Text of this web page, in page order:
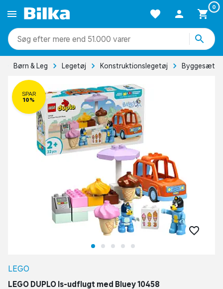
0
mere end 51.000 varer
Børn & Leg Legetøj Konstruktionslegetøj Byggesæt
SPAR
10%
LEGO
LEGO DUPLO Is-udflugt med Bluey 10458